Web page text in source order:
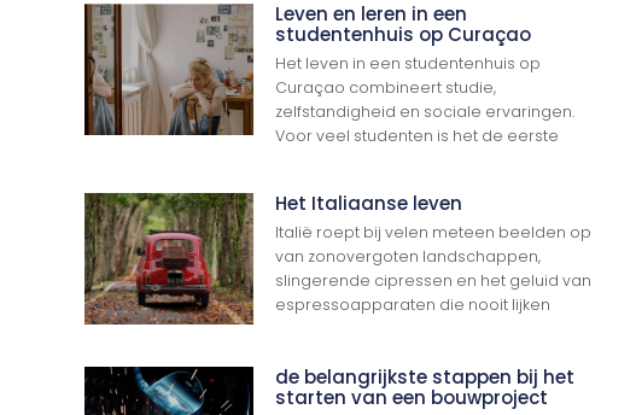
Leven en leren in een
studentenhuis op Curaçao
Het leven in een studentenhuis op
Curaçao combineert studie,
zelfstandigheid en sociale ervaringen.
Voor veel studenten is het de eerste
Het Italiaanse leven
Italië roept bij velen meteen beelden op
van zonovergoten landschappen,
slingerende cipressen en het geluid van
espressoapparaten die nooit lijken
de belangrijkste stappen bij het
starten van een bouwproject